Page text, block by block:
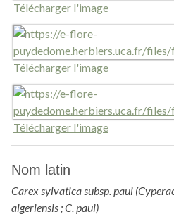
Télécharger l'image
Télécharger l'image
Télécharger l'image
Nom latin
Carex sylvatica subsp. paui
algeriensis ; C. paui)